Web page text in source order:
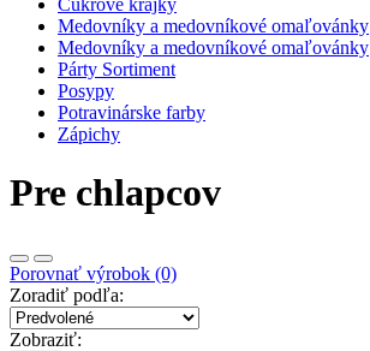
Cukrové krajky
Medovníky a medovníkové omaľovánky
Medovníky a medovníkové omaľovánky
Párty Sortiment
Posypy
Potravinárske farby
Zápichy
Pre chlapcov
Porovnať výrobok (0)
Zoradiť podľa:
Zobraziť: